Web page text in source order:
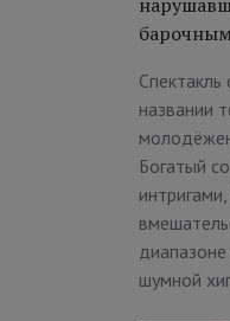
названии
Богатый
шумной